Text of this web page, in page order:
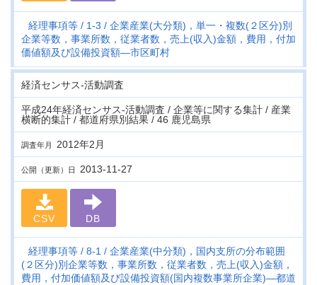
経理事項等 1-3
企業産業(大分類)，単一・複数(２区分)別
企業等数，事業所数，従業者数，売上(収入)金額，費用，付加
価値額及び設備投資額―市区町村
経済センサス‐活動調査
平成24年経済センサス‐活動調査 / 企業等に関する集計 / 産業
横断的集計 / 都道府県別結果 / 46 鹿児島県
調査年月 2012年2月
公開（更新）日 2013-11-27
CSV DB
経理事項等 8-1
企業産業(中分類)，国内支所の分布範囲
(２区分)別企業等数，事業所数，従業者数，売上(収入)金額，
費用，付加価値額及び設備投資額(国内複数事業所企業)―都道